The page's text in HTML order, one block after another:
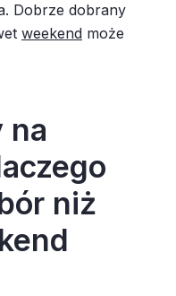
Dobrze dobrany
weekend może
na
niż